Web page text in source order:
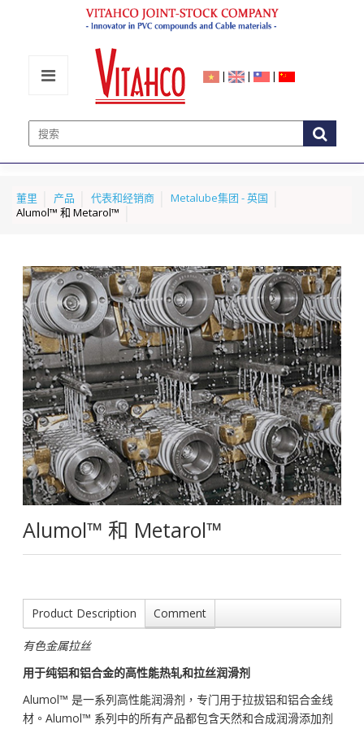
| | |
董里 产品 代表和经销商
Metalube集团 - 英国
Alumol™ 和 Metarol™
Alumol™ 和 Metarol™
Product Description Comment
有色金属拉丝
用于纯铝和铝合金的高性能热轧和拉丝润滑剂
Alumol™ 是一系列高性能润滑剂，专门用于拉拔铝和铝合金线
材。Alumol™ 系列中的所有产品都包含天然和合成润滑添加剂